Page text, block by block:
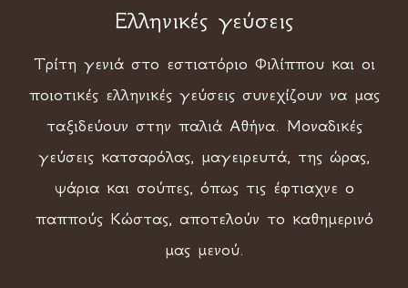
Ελληνικές γεύσεις
Τρίτη γενιά στο εστιατόριο Φιλίππου και οι
ποιοτικές ελληνικές γεύσεις συνεχίζουν να μας
ταξιδεύουν στην παλιά Αθήνα. Μοναδικές
γεύσεις κατσαρόλας, μαγειρευτά, της ώρας,
ψάρια και σούπες, όπως τις έφτιαχνε ο
παππούς Κώστας, αποτελούν το καθημερινό
μας μενού.